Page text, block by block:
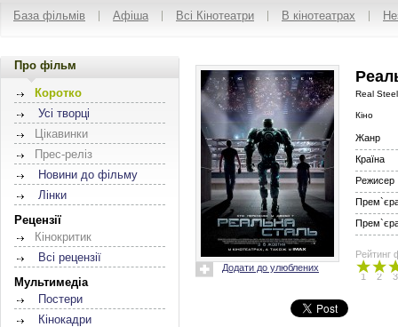
База фільмів Афіша Всі Кінотеатри В кінотеатрах
Про фільм
Коротко
Усі творці
Цікавинки
Прес-реліз
Новини до фільму
Лінки
Рецензії
Кінокритик
Всі рецензії
Мультимедіа
Постери
Кінокадри
Додати до улюблених
Real Steel
Кіно
Жанр
Країна
Режисер
Прем`єра
Прем`єра
Рейтинг
1 2 3